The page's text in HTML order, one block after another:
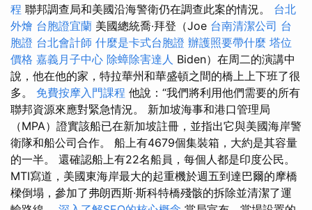
程 聯邦調查局和美國沿海警衛仍在調查此案的情況。 台北
外燴 台胞證宜蘭 美國總統喬·拜登（Joe 台南清潔公司 台
胞證 台北會計師 什麼是卡式台胞證 辦護照要帶什麼 塔位
價格 嘉義月子中心 除蟑除害達人 Biden）在周二的演講中
說，他在他的家，特拉華州和華盛頓之間的橋上上下班了很
多。 免費按摩入門課程 他說：“我們將利用他們需要的所有
聯邦資源來應對緊急情況。 新加坡海事和港口管理局
（MPA）證實該船已在新加坡註冊，並指出它與美國海岸警
衛隊和船公司合作。 船上有4679個集裝箱，大約是其容量
的一半。 還確認船上有22名船員，每個人都是印度公民。
MTI寫道，美國東海岸最大的起重機於週五到達巴爾的摩橋
樑倒塌，參加了弗朗西斯·斯科特橋殘骸的拆除並清潔了運